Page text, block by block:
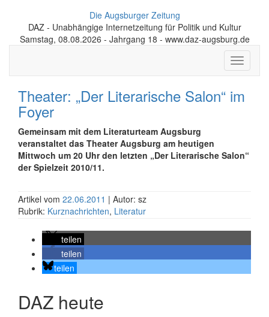
Die Augsburger Zeitung
DAZ - Unabhängige Internetzeitung für Politik und Kultur
Samstag, 08.08.2026 - Jahrgang 18 - www.daz-augsburg.de
Toggle
Theater: „Der Literarische Salon“ im
Foyer
Gemeinsam mit dem Literaturteam Augsburg
veranstaltet das Theater Augsburg am heutigen
Mittwoch um 20 Uhr den letzten „Der Literarische Salon“
der Spielzeit 2010/11.
Artikel vom 22.06.2011 | Autor: sz
Rubrik: Kurznachrichten, Literatur
teilen
teilen
teilen
DAZ heute